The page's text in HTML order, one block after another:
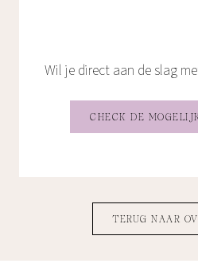
Wil je direct aan de slag
CHECK DE
TERUG NAAR